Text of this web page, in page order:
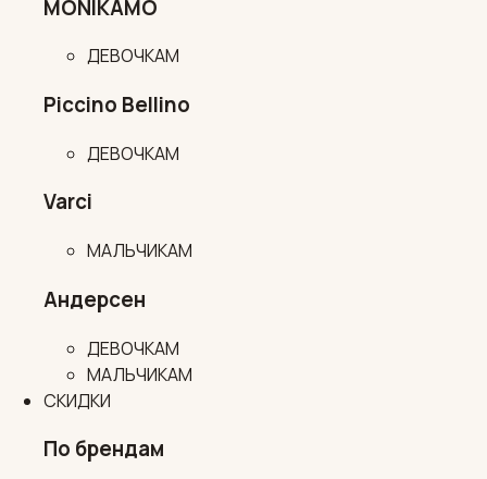
MONIKAMO
ДЕВОЧКАМ
Piccino Bellino
ДЕВОЧКАМ
Varci
МАЛЬЧИКАМ
Андерсен
ДЕВОЧКАМ
МАЛЬЧИКАМ
СКИДКИ
По брендам